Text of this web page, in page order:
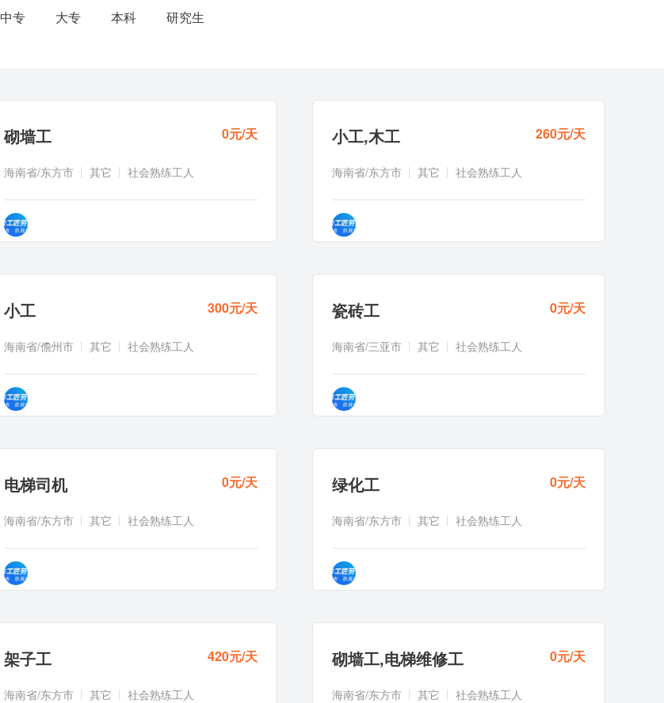
中专 大专 本科 研究生
砌墙工
海南省/东方市 其它 社会熟练工人
0元/天 小工,木工
海南省/东方市 其它 社会熟练工人
260元/天
小工
海南省/儋州市 其它 社会熟练工人
300元/天 瓷砖工
海南省/三亚市 其它 社会熟练工人
0元/天
电梯司机
海南省/东方市 其它 社会熟练工人
0元/天 绿化工
海南省/东方市 其它 社会熟练工人
0元/天
架子工
海南省/东方市 其它 社会熟练工人
420元/天 砌墙工,电梯维修工
海南省/东方市 其它 社会熟练工人
0元/天